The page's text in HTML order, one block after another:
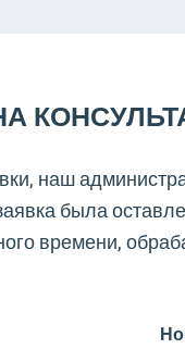
наш
была
времени,